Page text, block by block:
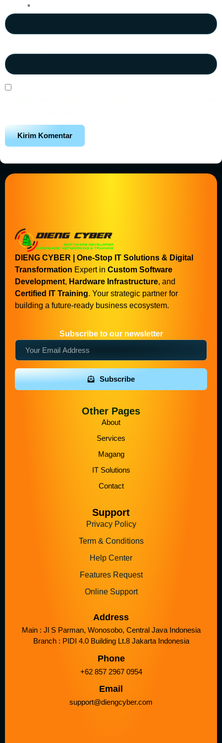
*
DIENG CYBER | One-Stop IT Solutions & Digital
Transformation Expert in Custom Software
Development, Hardware Infrastructure, and
Certified IT Training. Your strategic partner for
building a future-ready business ecosystem.
Subscribe to our newsletter
Subscribe
Other Pages
About
Services
Magang
IT Solutions
Contact
Support
Privacy Policy
Term & Conditions
Help Center
Features Request
Online Support
Address
Main : Jl S Parman, Wonosobo, Central Java Indonesia
Branch : PIDI 4.0 Building Lt.8 Jakarta Indonesia
Phone
+62 857 2967 0954
Email
support@diengcyber.com